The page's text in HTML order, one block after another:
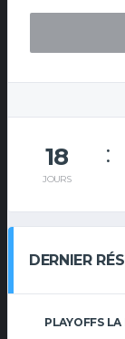
18
JOURS
DERNIER
PLAYOFFS